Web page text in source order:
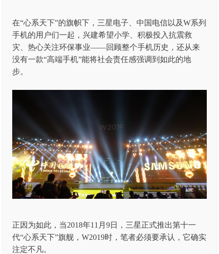
在“心系天下”的旗帜下，三星电子、中国电信以及W系列
手机的用户们一起，兴建希望小学、积极投入抗震救
灾、热心关注环保事业——回顾整个手机历史，还从来
没有一款“高端手机”能将社会责任感强调到如此的地
步。
正因为如此，当2018年11月9日，三星正式推出第十一
代“心系天下”旗舰，W2019时，笔者必须要承认，它确实
注定不凡。